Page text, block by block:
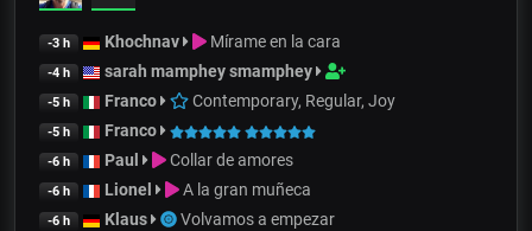
-3 h Khochnav Mírame en la cara
-4 h sarah mamphey smamphey
-5 h Franco Contemporary, Regular, Joy
-5 h Franco
-6 h Paul Collar de amores
-6 h Lionel A la gran muñeca
-6 h Klaus Volvamos a empezar